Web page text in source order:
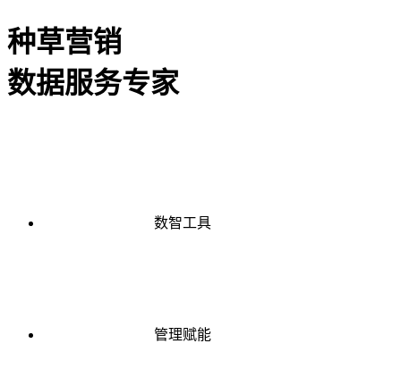
种草营销
数据服务专家
数智工具
管理赋能